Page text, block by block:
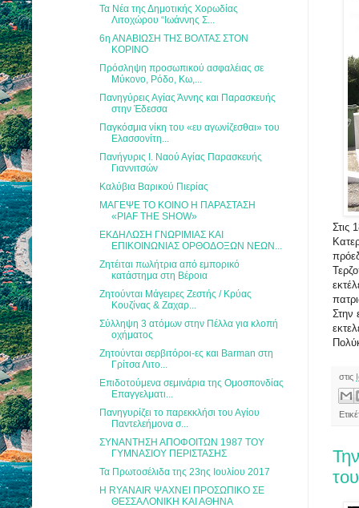
Στις
Στην
στις
Τα Νέα της Δημοτικής Χορωδίας
Λιτοχώρου “Ιωάννης Σ...
6η ΑΝΑΒΙΩΣΗ ΤΗΣ ΒΟΛΤΑΣ ΣΤΟΝ
ΚΟΡΙΝΟ
Πρόσληψη προσωπικού ασφαλέιας σε
Μύκονο, Ρόδο, Κω,...
Πανηγύρεις Αγίας Άννης και Παρασκευής
στην Έδεσσα
Παγκόσμια νίκη του «ευ αγωνίζεσθαι» του
Ελασσονίτη...
Πανήγυρις Ι. Ναού Αγίας Παρασκευής
Γιαννιτσών
Καλύβια Βαρικού Πιερίας
ΜΑΓΕΨΕ ΤΟ ΚΟΙΝΟ Η ΠΑΡΑΣΤΑΣΗ
«PIAF THE SHOW»
ΕΚΔΗΛΩΣΗ ΓΝΩΡΙΜΙΑΣ ΚΑΙ
ΕΠΙΚΟΙΝΩΝΙΑΣ ΟΡΘΟΔΟΞΩΝ ΝΕΩΝ...
Ζητέιται πωλήτρια από εμπορικό
κατάστημα στη Βέροια
Ζητούνται Μάγειρες Ζεστής / Κρύας
Κουζίνας & Ζαχαρ...
Σύλληψη 3 ατόμων στην Πέλλα για κλοπή
οχήματος
Ζητούνται σερβιτόροι-ες και Barman στη
Γρίτσα Λιτο...
Επιδοτούμενα σεμινάρια της Ομοσπονδίας
Επαγγελματι...
Πανηγυρίζει το παρεκκλήσι του Αγίου
Παντελεήμονα σ...
ΣΥΝΑΝΤΗΣΗ ΑΠΟΦΟΙΤΩΝ 1987 ΤΟΥ
ΓΥΜΝΑΣΙΟΥ ΠΕΡΙΣΤΑΣΗΣ
Τα Πρωτοσέλιδα της 23ης Ιουλίου 2017
Η RYANAIR ΨΑΧΝΕΙ ΠΡΟΣΩΠΙΚΟ ΣΕ
ΘΕΣΣΑΛΟΝΙΚΗ ΚΑΙ ΑΘΗΝΑ